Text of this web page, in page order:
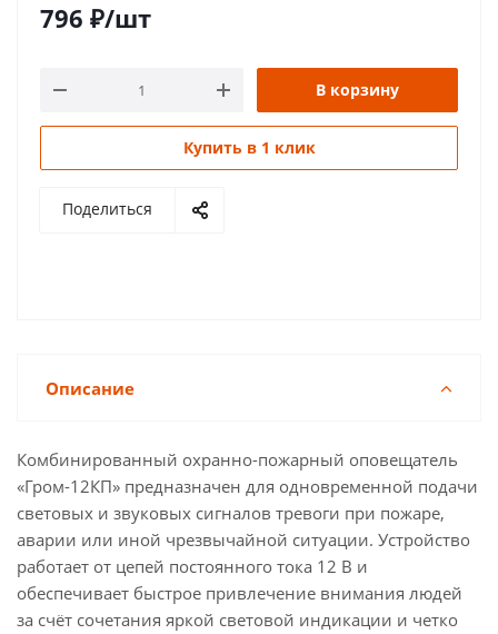
796 ₽/шт
В корзину
Купить в 1 клик
Поделиться
Описание
Комбинированный охранно-пожарный оповещатель
«Гром-12КП» предназначен для одновременной подачи
световых и звуковых сигналов тревоги при пожаре,
аварии или иной чрезвычайной ситуации. Устройство
работает от цепей постоянного тока 12 В и
обеспечивает быстрое привлечение внимания людей
за счёт сочетания яркой световой индикации и четко